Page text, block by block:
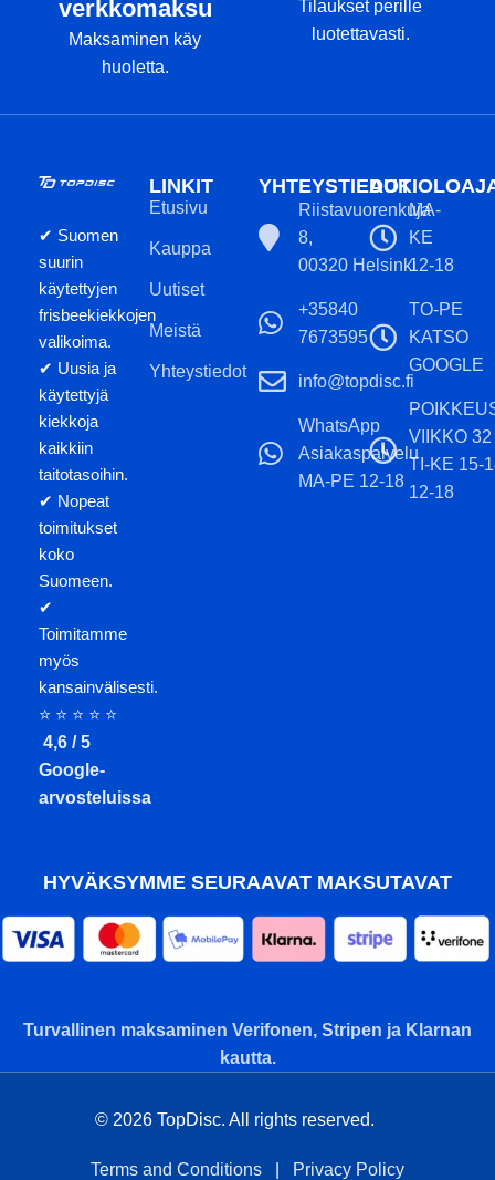
verkkomaksu
Maksaminen käy
huoletta.
Tilaukset perille
luotettavasti.
✔ Suomen
suurin
käytettyjen
frisbeekiekkojen
valikoima.
✔ Uusia ja
käytettyjä
kiekkoja
kaikkiin
taitotasoihin.
✔ Nopeat
toimitukset
koko
Suomeen.
✔
Toimitamme
myös
kansainvälisesti.
⭐ ⭐ ⭐ ⭐ ⭐
4,6 / 5
Google-
arvosteluissa
LINKIT
Etusivu
Kauppa
Uutiset
Meistä
Yhteystiedot
YHTEYSTIEDOT
Riistavuorenkuja
8,
00320 Helsinki
+35840
7673595
info@topdisc.fi
WhatsApp
Asiakaspalvelu
MA-PE 12-18
MA-
KE
12-18
TO-PE
KATSO
GOOGLE
VIIKKO 32
TI-KE 15-
12-18
HYVÄKSYMME SEURAAVAT MAKSUTAVAT
Turvallinen maksaminen Verifonen, Stripen ja Klarnan
kautta.
© 2026 TopDisc. All rights reserved.
Terms and Conditions Privacy Policy